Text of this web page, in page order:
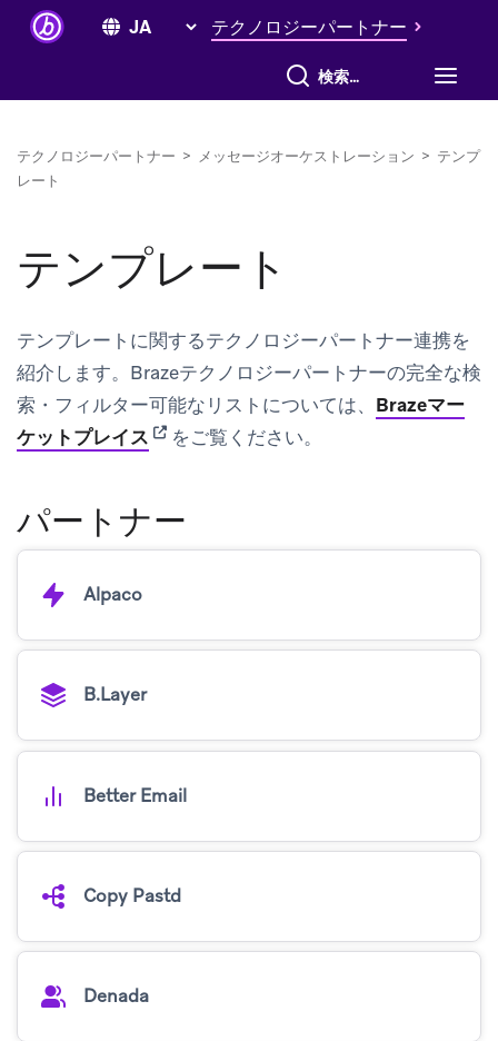
テクノロジーパートナー
すべて検索
テクノロジーパートナー > メッセージオーケストレーション > テンプ
レート
テンプレート
テンプレートに関するテクノロジーパートナー連携を
紹介します。Brazeテクノロジーパートナーの完全な検
索・フィルター可能なリストについては、 Brazeマー
ケットプレイス (opens in new tab)
をご覧ください。
パートナー
Alpaco
B.Layer
Better Email
Copy Pastd
Denada